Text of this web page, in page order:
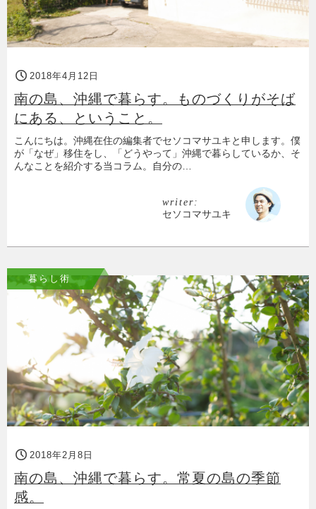
2018年4月12日
南の島、沖縄で暮らす。ものづくりがそば
にある、ということ。
こんにちは。沖縄在住の編集者でセソコマサユキと申します。僕
が「なぜ」移住をし、「どうやって」沖縄で暮らしているか、そ
んなことを紹介する当コラム。自分の…
writer:
セソコマサユキ
暮らし術
2018年2月8日
南の島、沖縄で暮らす。常夏の島の季節
感。